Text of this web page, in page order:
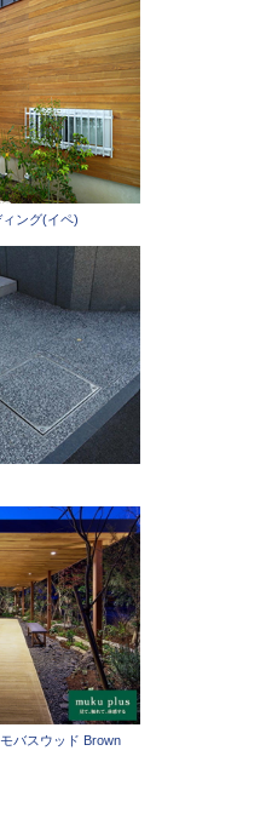
ング(イペ)
バスウッド Brown